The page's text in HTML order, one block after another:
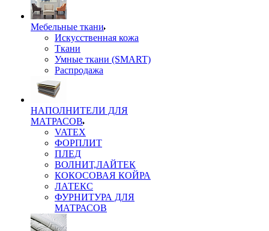
Мебельные ткани
Искусственная кожа
Ткани
Умные ткани (SMART)
Распродажа
НАПОЛНИТЕЛИ ДЛЯ
МАТРАСОВ
VATEX
ФОРПЛИТ
ПЛЕД
ВОЛНИТ,ЛАЙТЕК
КОКОСОВАЯ КОЙРА
ЛАТЕКС
ФУРНИТУРА ДЛЯ
МАТРАСОВ